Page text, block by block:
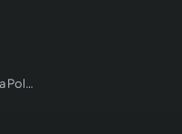
Kişisel Verileri İşleme, Saklama ve İmha Politikası